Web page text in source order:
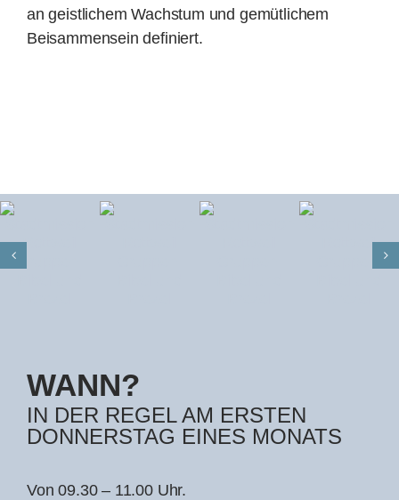
an geistlichem Wachstum und gemütlichem
Beisammensein definiert.
WANN?
IN DER REGEL AM ERSTEN
DONNERSTAG EINES MONATS
Von 09.30 – 11.00 Uhr.